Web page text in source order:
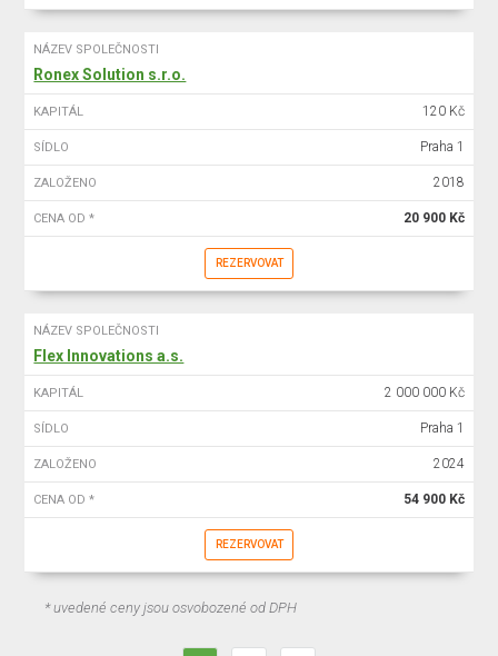
NÁZEV SPOLEČNOSTI
Ronex Solution s.r.o.
KAPITÁL 120 Kč
SÍDLO Praha 1
ZALOŽENO 2018
CENA OD * 20 900 Kč
REZERVOVAT
NÁZEV SPOLEČNOSTI
Flex Innovations a.s.
KAPITÁL 2 000 000 Kč
SÍDLO Praha 1
ZALOŽENO 2024
CENA OD * 54 900 Kč
REZERVOVAT
* uvedené ceny jsou osvobozené od DPH